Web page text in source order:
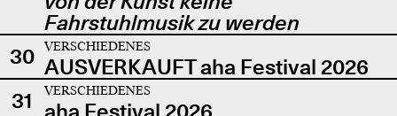
Fahrstuhlmusik zu werden
30
VERSCHIEDENES
AUSVERKAUFT aha Festival 2026
31
VERSCHIEDENES